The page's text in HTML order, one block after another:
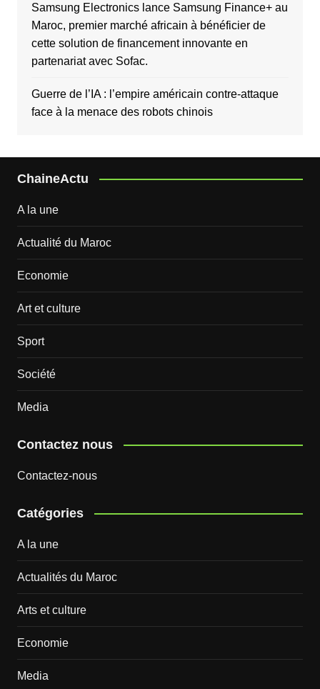
Samsung Electronics lance Samsung Finance+ au
Maroc, premier marché africain à bénéficier de
cette solution de financement innovante en
partenariat avec Sofac.
Guerre de l’IA : l’empire américain contre-attaque
face à la menace des robots chinois
ChaineActu
A la une
Actualité du Maroc
Economie
Art et culture
Sport
Société
Media
Contactez nous
Contactez-nous
Catégories
A la une
Actualités du Maroc
Arts et culture
Economie
Media